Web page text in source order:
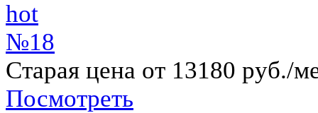
hot
№18
Старая цена от 13180 руб./
Посмотреть